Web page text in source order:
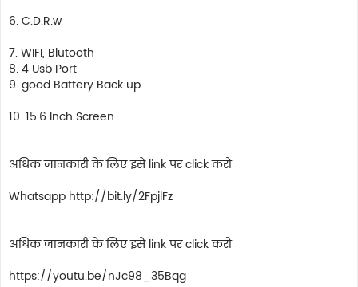
6. C.D.R.w
7. WIFI, Blutooth
8. 4 Usb Port
9. good Battery Back up
10. 15.6 Inch Screen
अधिक जानकारी के लिए इसे link पर click करो
Whatsapp http://bit.ly/2FpjlFz
अधिक जानकारी के लिए इसे link पर click करो
https://youtu.be/nJc98_35Bqg